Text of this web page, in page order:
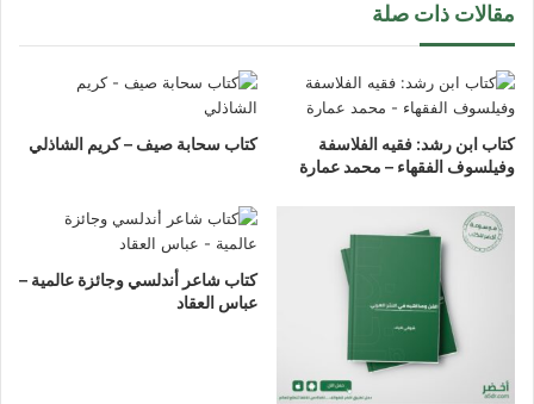
مقالات ذات صلة
كتاب ابن رشد: فقيه الفلاسفة
وفيلسوف الفقهاء – محمد عمارة
كتاب سحابة صيف – كريم الشاذلي
كتاب شاعر أندلسي وجائزة عالمية –
عباس العقاد